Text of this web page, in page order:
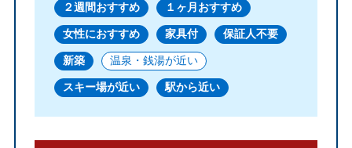
２週間おすすめ １ヶ月おすすめ
女性におすすめ 家具付 保証人不要
新築 温泉・銭湯が近い
スキー場が近い 駅から近い